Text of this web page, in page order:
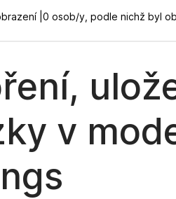
| 0 osob/y, podle nichž byl
v